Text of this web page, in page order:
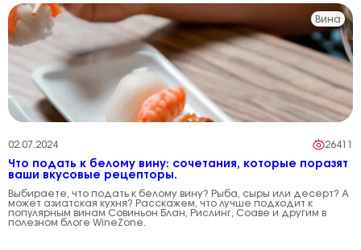
Вина
02.07.2024 26411
Что подать к белому вину: сочетания, которые поразят
ваши вкусовые рецепторы.
Выбираете, что подать к белому вину? Рыба, сыры или десерт? А
может азиатская кухня? Расскажем, что лучше подходит к
популярным винам Совиньон Блан, Рислинг, Соаве и другим в
полезном блоге WineZone.